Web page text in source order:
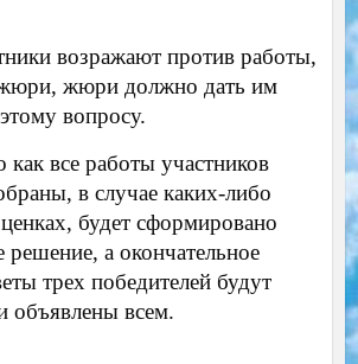
возражают против работы,
жюри должно дать им
вопросу.
как все работы участников
в случае каких-либо
будет сформировано
решение, а окончательное
трех победителей будут
объявлены всем.